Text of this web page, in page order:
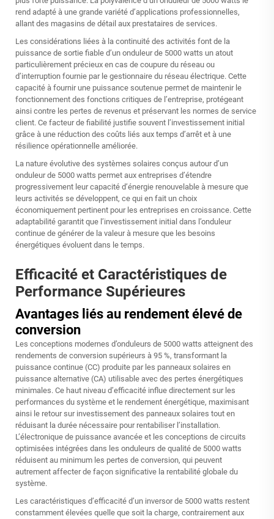
rend adapté à une grande variété d’applications professionnelles,
allant des magasins de détail aux prestataires de services.
Les considérations liées à la continuité des activités font de la
puissance de sortie fiable d’un onduleur de 5000 watts un atout
particulièrement précieux en cas de coupure du réseau ou
d’interruption fournie par le gestionnaire du réseau électrique. Cette
capacité à fournir une puissance soutenue permet de maintenir le
fonctionnement des fonctions critiques de l’entreprise, protégeant
ainsi contre les pertes de revenus et préservant les normes de service
client. Ce facteur de fiabilité justifie souvent l’investissement initial
grâce à une réduction des coûts liés aux temps d’arrêt et à une
résilience opérationnelle améliorée.
La nature évolutive des systèmes solaires conçus autour d’un
onduleur de 5000 watts permet aux entreprises d’étendre
progressivement leur capacité d’énergie renouvelable à mesure que
leurs activités se développent, ce qui en fait un choix
économiquement pertinent pour les entreprises en croissance. Cette
adaptabilité garantit que l’investissement initial dans l’onduleur
continue de générer de la valeur à mesure que les besoins
énergétiques évoluent dans le temps.
Efficacité et Caractéristiques de
Performance Supérieures
Avantages liés au rendement élevé de
conversion
Les conceptions modernes d’onduleurs de 5000 watts atteignent des
rendements de conversion supérieurs à 95 %, transformant la
puissance continue (CC) produite par les panneaux solaires en
puissance alternative (CA) utilisable avec des pertes énergétiques
minimales. Ce haut niveau d’efficacité influe directement sur les
performances du système et le rendement énergétique, maximisant
ainsi le retour sur investissement des panneaux solaires tout en
réduisant la durée nécessaire pour rentabiliser l’installation.
L’électronique de puissance avancée et les conceptions de circuits
optimisées intégrées dans les onduleurs de qualité de 5000 watts
réduisent au minimum les pertes de conversion, qui peuvent
autrement affecter de façon significative la rentabilité globale du
système.
Les caractéristiques d’efficacité d’un inversor de 5000 watts restent
constamment élevées quelle que soit la charge, contrairement aux